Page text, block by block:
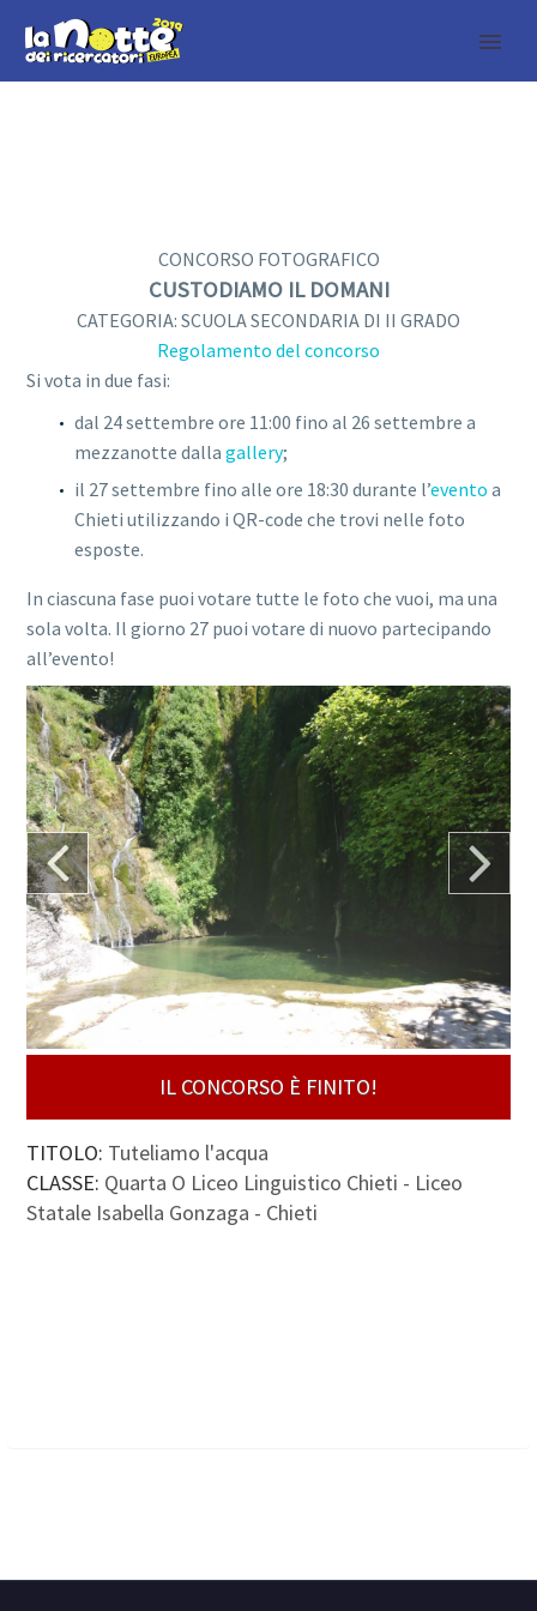
CONCORSO FOTOGRAFICO
CUSTODIAMO IL DOMANI
CATEGORIA: SCUOLA SECONDARIA DI II GRADO
Regolamento del concorso
Si vota in due fasi:
dal 24 settembre ore 11:00 fino al 26 settembre a
mezzanotte dalla gallery;
il 27 settembre fino alle ore 18:30 durante l’evento a
Chieti utilizzando i QR-code che trovi nelle foto
esposte.
In ciascuna fase puoi votare tutte le foto che vuoi, ma una
sola volta. Il giorno 27 puoi votare di nuovo partecipando
all’evento!
IL CONCORSO È FINITO!
TITOLO: Tuteliamo l'acqua
CLASSE: Quarta O Liceo Linguistico Chieti - Liceo
Statale Isabella Gonzaga - Chieti